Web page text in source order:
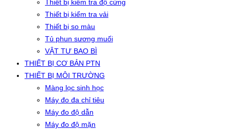
Thiết bị kiểm tra độ cứng
Thiết bị kiểm tra vải
Thiết bị so màu
Tủ phun sương muối
VẬT TƯ BAO BÌ
THIẾT BỊ CƠ BẢN PTN
THIẾT BỊ MÔI TRƯỜNG
Màng lọc sinh học
Máy đo đa chỉ tiêu
Máy đo độ dẫn
Máy đo độ mặn